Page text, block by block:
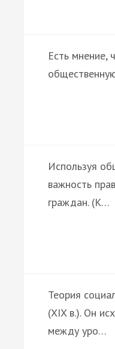
Есть мнение,
Используя
важность
граждан. (К…
Теория
(XIX в.). Он
между уро…